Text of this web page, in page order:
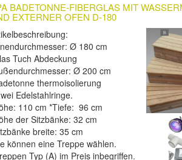
BADETONNE-FIBERGLAS MIT
EXTERNER OFEN D-180
Ø 180 cm
Tuch Abdeckung
Ø 200 cm
thermoisolierung
Edelstahlringe.
110 cm *Tiefe: 96 cm
der Sitzbänke: 32 cm
breite: 35 cm
können eine Treppe wählen.
Typ (A) im Preis inbegriffen.